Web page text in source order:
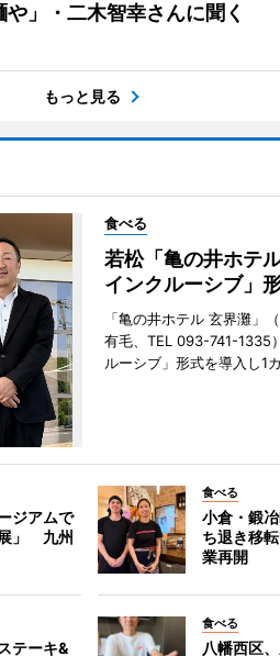
や」・二木智幸さんに聞く
もっと見る
食べる
若松「亀の井ホテ
インクルーシブ」
「亀の井ホテル 玄界灘」
有毛、TEL 093-741-1335
ルーシブ」形式を導入し1
ジアムで
展」 九州
食べる
小倉・鍛
ち退き移
業再開
テーキ&
食べる
八幡西区